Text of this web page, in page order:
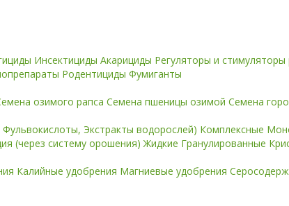
Инсектициды Акарициды Регуляторы и стимуляторы
Родентициды Фумиганты
озимого рапса Семена пшеницы озимой Семена
Экстракты водорослей) Комплексные
(через систему орошения)Жидкие Гранулированные
Калийные удобрения Магниевые удобрения